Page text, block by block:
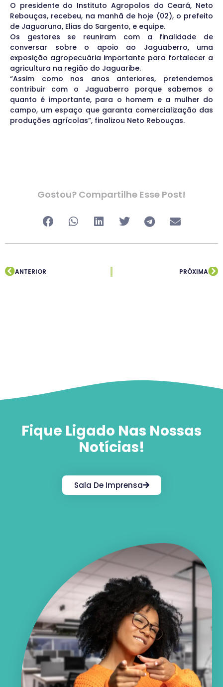
O presidente do Instituto Agropolos do Ceará, Neto
Rebouças, recebeu, na manhã de hoje (02), o prefeito
de Jaguaruna, Elias do Sargento, e equipe.
Os gestores se reuniram com a finalidade de
conversar sobre o apoio ao Jaguaberro, uma
exposição agropecuária importante para fortalecer a
agricultura na região do Jaguaribe.
“Assim como nos anos anteriores, pretendemos
contribuir com o Jaguaberro porque sabemos o
quanto é importante, para o homem e a mulher do
campo, um espaço que garanta comercialização das
produções agrícolas”, finalizou Neto Rebouças.
Gostou? Compartilhe Esse Post!
ANTERIOR PRÓXIMA
Fique Ligado Nas Nossas
Notícias!
Sala De Imprensa